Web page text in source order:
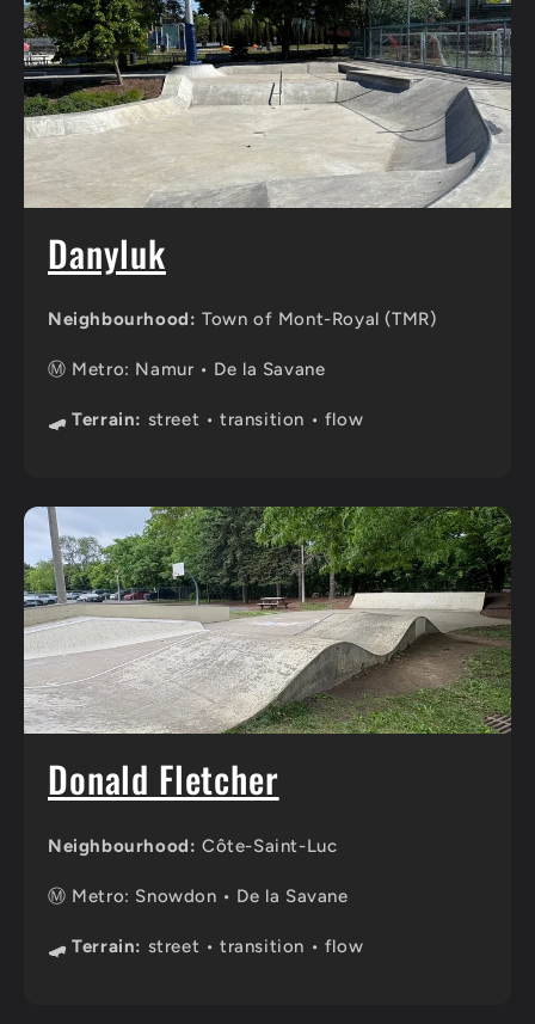
Danyluk
Neighbourhood: Town of Mont-Royal (TMR)
Ⓜ️ Metro: Namur • De la Savane
🛹 Terrain: street • transition • flow
Donald Fletcher
Neighbourhood: Côte-Saint-Luc
Ⓜ️ Metro: Snowdon • De la Savane
🛹 Terrain: street • transition • flow